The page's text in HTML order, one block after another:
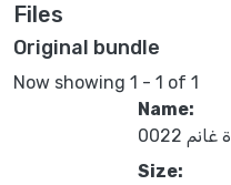
Files
Original bundle
Now showing 1 - 1 of 1
Name:
Size: